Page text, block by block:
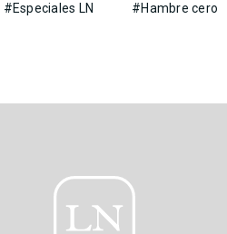
#Especiales LN #Hambre cero